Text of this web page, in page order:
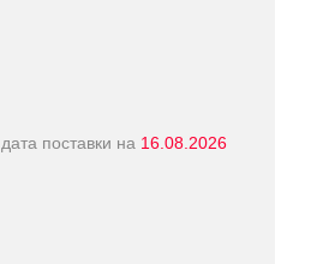
поставки на 16.08.2026